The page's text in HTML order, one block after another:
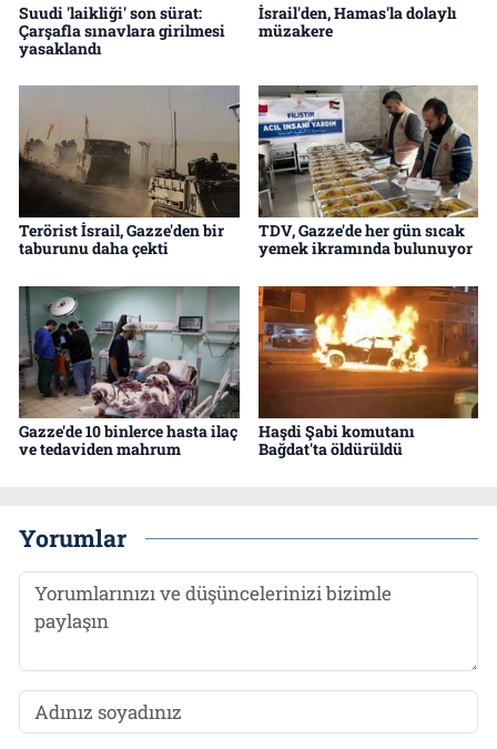
Suudi 'laikliği' son sürat:
Çarşafla sınavlara girilmesi
yasaklandı
İsrail'den, Hamas'la dolaylı
müzakere
Terörist İsrail, Gazze'den bir
taburunu daha çekti
TDV, Gazze'de her gün sıcak
yemek ikramında bulunuyor
Gazze'de 10 binlerce hasta ilaç
ve tedaviden mahrum
Haşdi Şabi komutanı
Bağdat'ta öldürüldü
Yorumlar